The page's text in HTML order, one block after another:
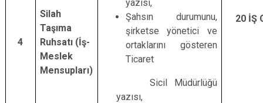
4
Silah
Taşıma
Ruhsatı (İş-
Meslek
Mensupları)
yazısı,
Şahsın durumunu,
şirketse yönetici ve
ortaklarını gösteren
Ticaret
Sicil Müdürlüğü
yazısı,
20 İŞ